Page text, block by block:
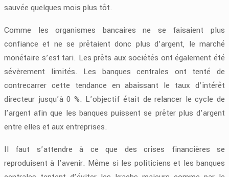
sauvée quelques mois plus tôt.
Comme les organismes bancaires ne se faisaient plus
confiance et ne se prêtaient donc plus d’argent, le marché
monétaire s’est tari. Les prêts aux sociétés ont également été
sévèrement limités. Les banques centrales ont tenté de
contrecarrer cette tendance en abaissant le taux d’intérêt
directeur jusqu’à 0 %. L’objectif était de relancer le cycle de
l’argent afin que les banques puissent se prêter plus d’argent
entre elles et aux entreprises.
Il faut s’attendre à ce que des crises financières se
reproduisent à l’avenir. Même si les politiciens et les banques